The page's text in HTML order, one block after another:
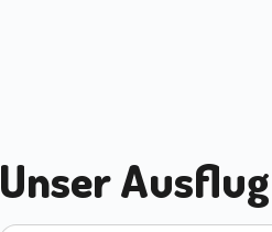
Unser